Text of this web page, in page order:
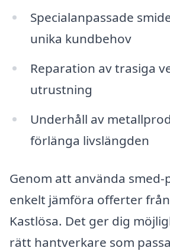
Specialanpassade
unika kundbehov
Reparation av trasiga
utrustning
Underhåll av
förlänga livslängden
Genom att använda smed-
enkelt jämföra offerter
Kastlösa. Det ger dig
rätt hantverkare som